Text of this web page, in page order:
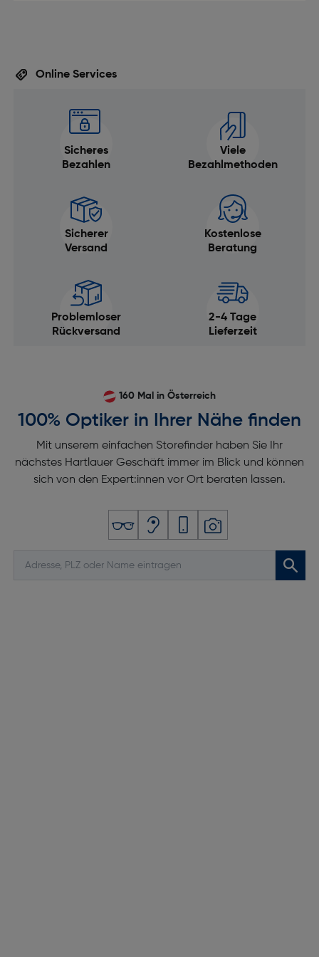
Online Services
Sicheres
Bezahlen
Viele
Bezahlmethoden
Sicherer
Versand
Kostenlose
Beratung
Problemloser
Rückversand
2-4 Tage
Lieferzeit
160 Mal in Österreich
100% Optiker in Ihrer Nähe finden
Mit unserem einfachen Storefinder haben Sie Ihr
nächstes Hartlauer Geschäft immer im Blick und können
sich von den Expert:innen vor Ort beraten lassen.